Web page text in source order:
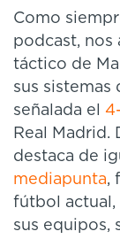
Como
podcast, nos
táctico de
sus sistemas
señalada el
Real Madrid.
destaca de
mediapunta,
fútbol actual,
sus equipos,